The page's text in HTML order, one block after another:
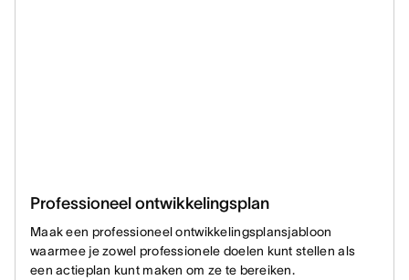
Professioneel ontwikkelingsplan
Maak een professioneel ontwikkelingsplansjabloon
waarmee je zowel professionele doelen kunt stellen als
een actieplan kunt maken om ze te bereiken.